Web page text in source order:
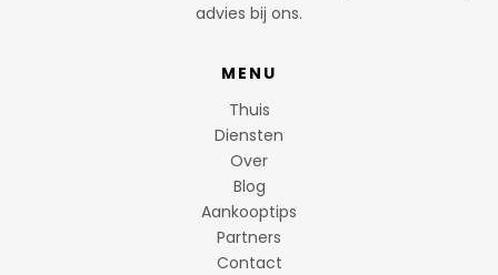
advies bij ons.
MENU
Thuis
Diensten
Over
Blog
Aankooptips
Partners
Contact